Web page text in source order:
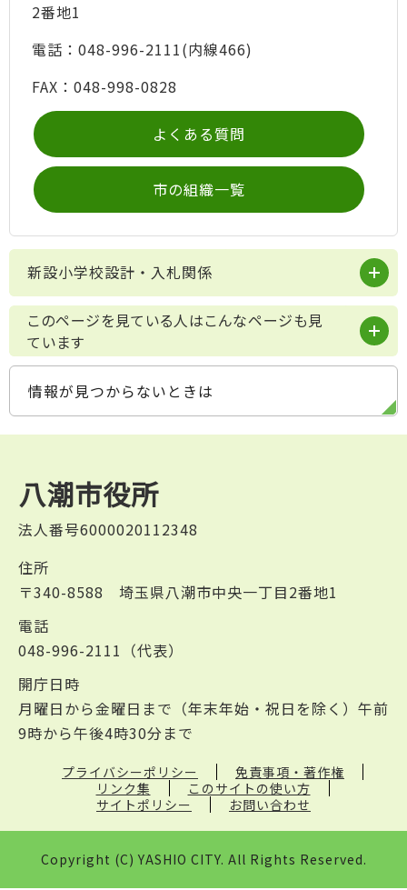
2番地1
電話：048-996-2111(内線466)
FAX：048-998-0828
よくある質問
市の組織一覧
新設小学校設計・入札関係
このページを見ている人はこんなページも見
ています
情報が見つからないときは
八潮市役所
法人番号6000020112348
住所
〒340-8588 埼玉県八潮市中央一丁目2番地1
電話
048-996-2111（代表）
開庁日時
月曜日から金曜日まで（年末年始・祝日を除く）午前
9時から午後4時30分まで
プライバシーポリシー
免責事項・著作権
リンク集
このサイトの使い方
サイトポリシー
お問い合わせ
Copyright (C) YASHIO CITY. All Rights Reserved.